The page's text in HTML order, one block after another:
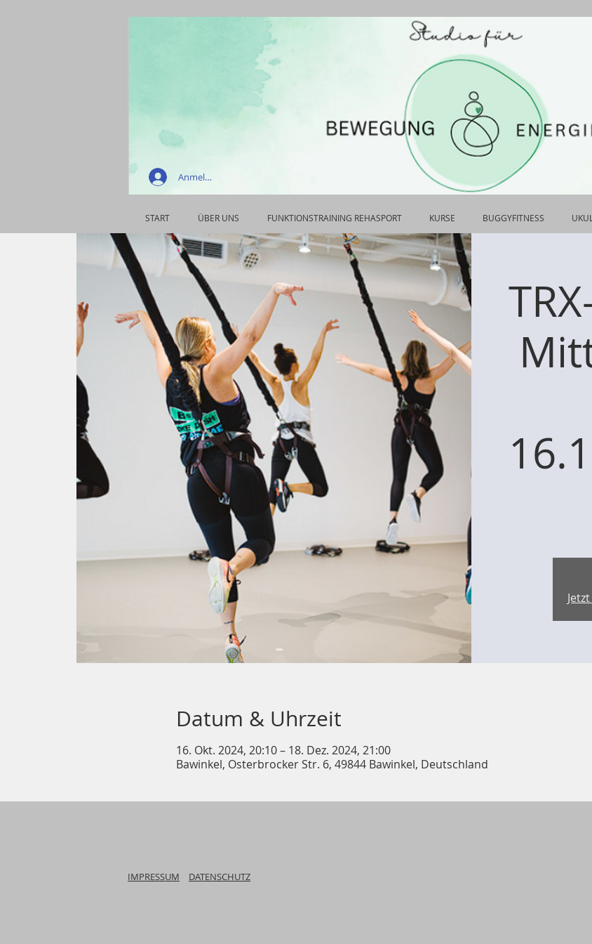
Anmelden
START ÜBER UNS FUNKTIONSTRAINING REHASPORT KURSE BUGGYFITNESS
Datum & Uhrzeit
16. Okt. 2024, 20:10 – 18. Dez. 2024, 21:00
Bawinkel, Osterbrocker Str. 6, 49844 Bawinkel, Deutschland
IMPRESSUM DATENSCHUTZ